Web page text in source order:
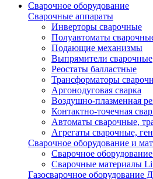
Сварочное оборудование
Сварочные аппараты
Инверторы сварочные
Полуавтоматы
Подающие механизмы
Выпрямители сварочные
Реостаты балластные
Трансформаторы
Аргонодуговая сварка
Воздушно-плазменная
Контактно-точечная
Автоматы сварочные,
Агрегаты сварочные,
Сварочное оборудование и
Сварочное
Сварочные материалы
Газосварочное оборудование